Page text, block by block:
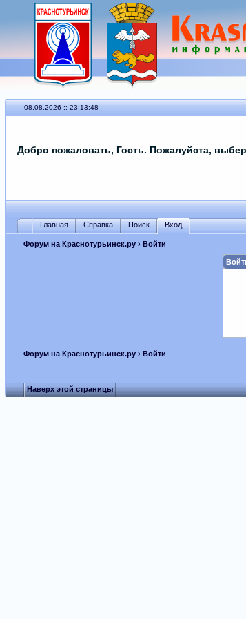
08.08.2026 :: 23:13:48
Добро пожаловать, Гость. Пожалуйста,
Главная Справка Поиск Вход
Форум на Краснотурьинск.ру› Войти
Форум на Краснотурьинск.ру› Войти
Наверх этой страницы